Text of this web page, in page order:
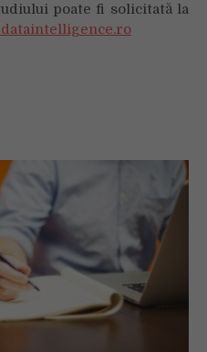
poate fi solicitată la